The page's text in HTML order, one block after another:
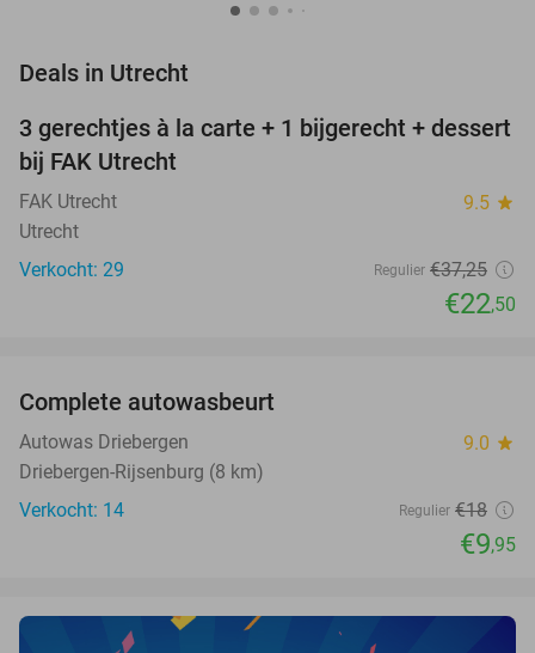
Deals in Utrecht
40%
TODAY
3 gerechtjes à la carte + 1 bijgerecht + dessert
bij FAK Utrecht
FAK Utrecht 9.5 star
Utrecht
Verkocht: 29
Regulier €37,25
€22,50
NEW
TODAY
Complete autowasbeurt
Autowas Driebergen 9.0 star
Driebergen-Rijsenburg (8 km)
Verkocht: 14
Regulier €18
€9,95